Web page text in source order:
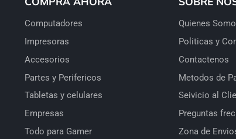
Computadores
Impresoras
Accesorios
Partes y Perifericos
Tabletas y celulares
Empresas
Todo para Gamer
Quienes
Politicas y
Contactenos
Metodos de
Seivicio al
Preguntas
Zona de